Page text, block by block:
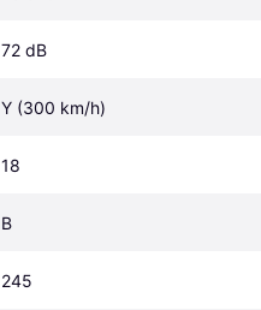
72 dB
Y (300 km/h)
18
B
245